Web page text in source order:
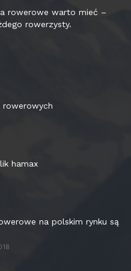
rowerowe warto mieć –
rowerzysty.
rowerowych
hamax
na polskim rynku są